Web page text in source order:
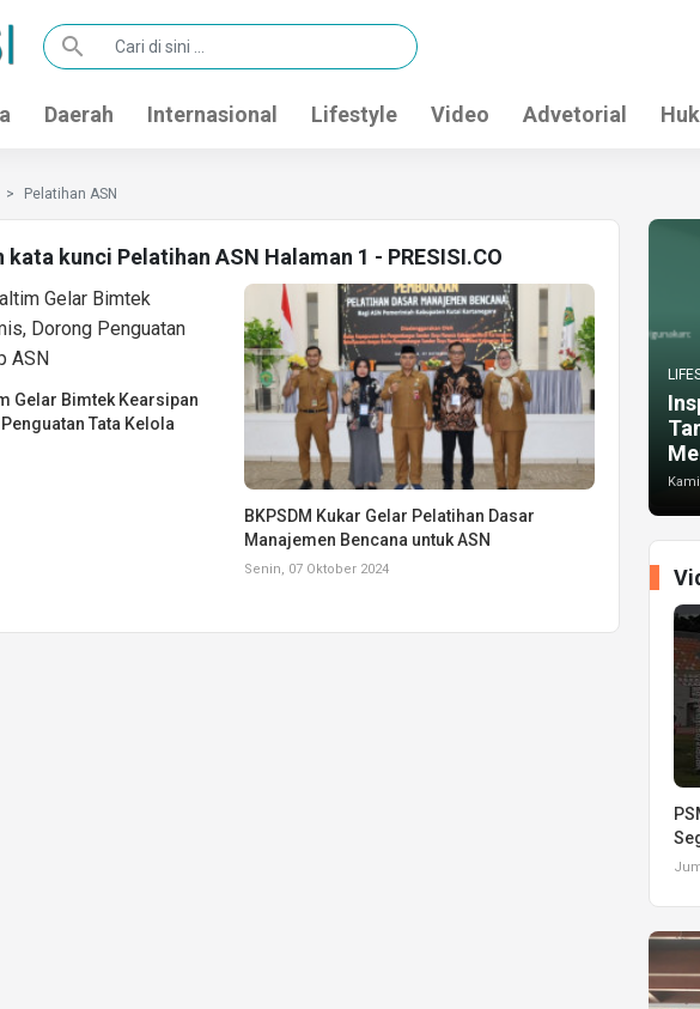
search
Daerah Internasional Lifestyle Video Advetorial
Pelatihan ASN
kunci Pelatihan ASN Halaman 1 - PRESISI.CO
Gelar Bimtek Kearsipan
Tata Kelola
BKPSDM Kukar Gelar Pelatihan Dasar
Manajemen Bencana untuk ASN
Senin, 07 Oktober 2024